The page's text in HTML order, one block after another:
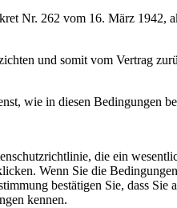
Nr. 262 vom 16. März 1942,
und somit vom Vertrag
wie in diesen Bedingungen
die ein
Wenn Sie die
bestätigen Sie, dass Sie
kennen.